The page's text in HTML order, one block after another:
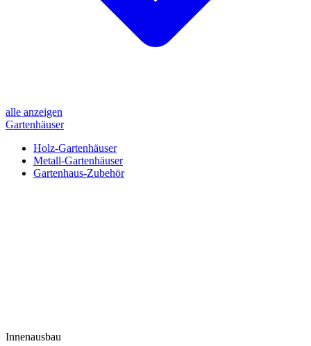
alle anzeigen
Gartenhäuser
Holz-Gartenhäuser
Metall-Gartenhäuser
Gartenhaus-Zubehör
Innenausbau